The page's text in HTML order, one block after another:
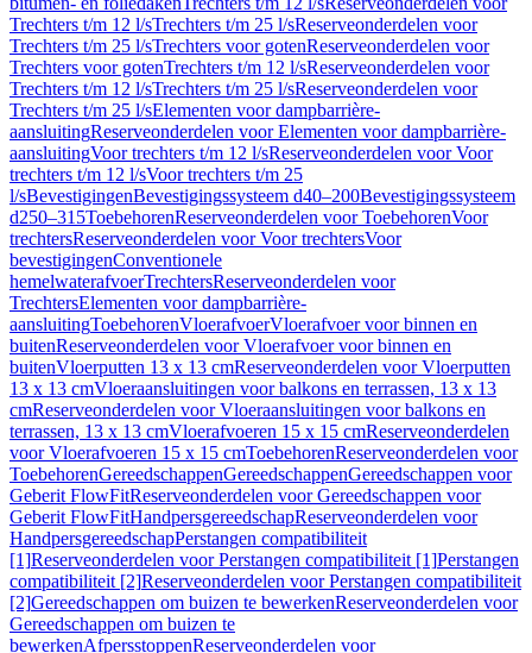
Trechters t/m 12 l/sTrechters t/m 25 l/sReserveonderdelen voor
Trechters t/m 25 l/sTrechters voor gotenReserveonderdelen voor
Trechters voor gotenTrechters t/m 12 l/sReserveonderdelen voor
Trechters t/m 12 l/sTrechters t/m 25 l/sReserveonderdelen voor
Trechters t/m 25 l/sElementen voor dampbarrière-
aansluitingReserveonderdelen voor Elementen voor dampbarrière-
aansluitingVoor trechters t/m 12 l/sReserveonderdelen voor Voor
trechters t/m 12 l/sVoor trechters t/m 25
l/sBevestigingenBevestigingssysteem d40–200Bevestigingssysteem
d250–315ToebehorenReserveonderdelen voor ToebehorenVoor
trechtersReserveonderdelen voor Voor trechtersVoor
bevestigingenConventionele
hemelwaterafvoerTrechtersReserveonderdelen voor
TrechtersElementen voor dampbarrière-
aansluitingToebehorenVloerafvoerVloerafvoer voor binnen en
buitenReserveonderdelen voor Vloerafvoer voor binnen en
buitenVloerputten 13 x 13 cmReserveonderdelen voor Vloerputten
13 x 13 cmVloeraansluitingen voor balkons en terrassen, 13 x 13
cmReserveonderdelen voor Vloeraansluitingen voor balkons en
terrassen, 13 x 13 cmVloerafvoeren 15 x 15 cmReserveonderdelen
voor Vloerafvoeren 15 x 15 cmToebehorenReserveonderdelen voor
ToebehorenGereedschappenGereedschappenGereedschappen voor
Geberit FlowFitReserveonderdelen voor Gereedschappen voor
Geberit FlowFitHandpersgereedschapReserveonderdelen voor
HandpersgereedschapPerstangen compatibiliteit
[1]Reserveonderdelen voor Perstangen compatibiliteit [1]Perstangen
compatibiliteit [2]Reserveonderdelen voor Perstangen compatibiliteit
[2]Gereedschappen om buizen te bewerkenReserveonderdelen voor
Gereedschappen om buizen te
bewerkenAfpersstoppenReserveonderdelen voor